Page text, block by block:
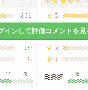
インして評価コメントを見